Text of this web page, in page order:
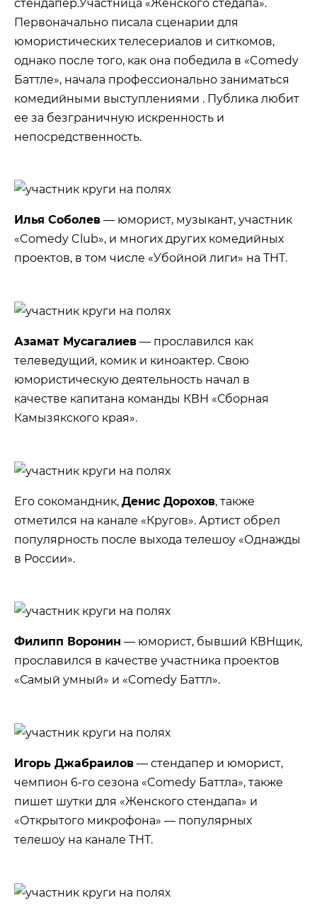
стендапер.Участница «Женского стедапа».
Первоначально писала сценарии для
юмористических телесериалов и ситкомов,
однако после того, как она победила в «Comedy
Баттле», начала профессионально заниматься
комедийными выступлениями . Публика любит
ее за безграничную искренность и
непосредственность.
Илья Соболев — юморист, музыкант, участник
«Comedy Club», и многих других комедийных
проектов, в том числе «Убойной лиги» на ТНТ.
Азамат Мусагалиев — прославился как
телеведущий, комик и киноактер. Свою
юмористическую деятельность начал в
качестве капитана команды КВН «Сборная
Камызякского края».
Его сокомандник, Денис Дорохов, также
отметился на канале «Кругов». Артист обрел
популярность после выхода телешоу «Однажды
в России».
Филипп Воронин — юморист, бывший КВНщик,
прославился в качестве участника проектов
«Самый умный» и «Comedy Баттл».
Игорь Джабраилов — стендапер и юморист,
чемпион 6-го сезона «Comedy Баттла», также
пишет шутки для «Женского стендапа» и
«Открытого микрофона» — популярных
телешоу на канале ТНТ.